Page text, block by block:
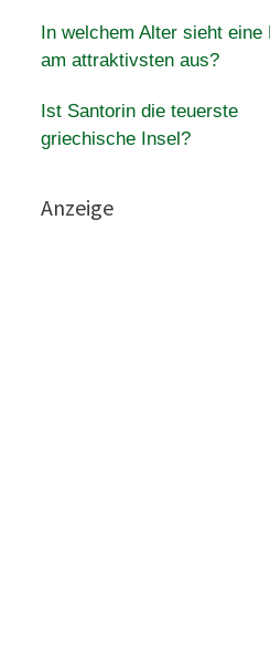
In welchem ​​Alter sieht eine
am attraktivsten aus?
Ist Santorin die teuerste
griechische Insel?
Anzeige